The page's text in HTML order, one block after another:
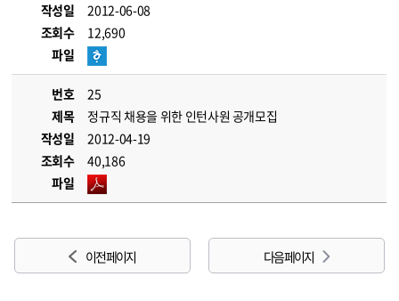
작성일
2012-06-08
조회수
12,690
파일
번호
25
제목
정규직 채용을 위한 인턴사원 공개모집
작성일
2012-04-19
조회수
40,186
파일
이전 페이지 다음 페이지